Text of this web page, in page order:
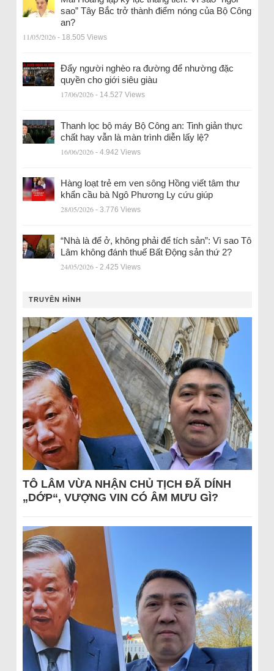
sao” Tây Bắc trở thành điểm nóng của Bộ Công
an?
11/05/2026 - 18.505 Views
Đẩy người nghèo ra đường để nhường đặc
quyền cho giới siêu giàu
17/06/2026 - 14.527 Views
Thanh lọc bộ máy Bộ Công an: Tinh giản thực
chất hay vẫn là màn trình diễn lấy lệ?
16/06/2026 - 4.942 Views
Hàng loạt trẻ em ven sông Hồng viết tâm thư
khẩn cầu bà Ngô Phương Ly cứu giúp
28/05/2026 - 3.776 Views
“Nhà là để ở, không phải để tích sản”: Vì sao Tô
Lâm không đánh thuế Bất Động sản thứ 2?
24/05/2026 - 2.425 Views
TRUYỀN HÌNH
TÔ LÂM VỪA NHẬN CHỦ TỊCH ĐÃ DÍNH
„DỚP“, VƯỢNG VIN CÓ ÂM MƯU GÌ?